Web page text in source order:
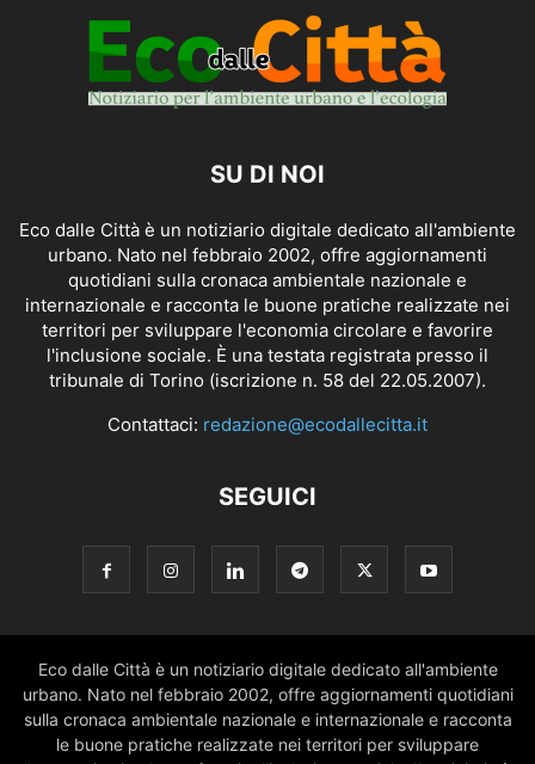
SU DI NOI
Eco dalle Città è un notiziario digitale dedicato all'ambiente
urbano. Nato nel febbraio 2002, offre aggiornamenti
quotidiani sulla cronaca ambientale nazionale e
internazionale e racconta le buone pratiche realizzate nei
territori per sviluppare l'economia circolare e favorire
l'inclusione sociale. È una testata registrata presso il
tribunale di Torino (iscrizione n. 58 del 22.05.2007).
Contattaci: redazione@ecodallecitta.it
SEGUICI
Eco dalle Città è un notiziario digitale dedicato all'ambiente
urbano. Nato nel febbraio 2002, offre aggiornamenti quotidiani
sulla cronaca ambientale nazionale e internazionale e racconta
le buone pratiche realizzate nei territori per sviluppare